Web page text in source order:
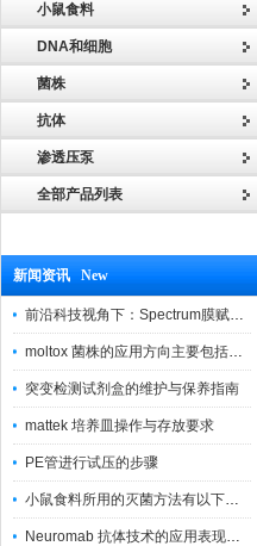
小鼠食料
DNA和细胞
菌株
抗体
渗透压泵
全部产品列表
新闻资讯 New
前沿科技视角下：Spectrum膜赋能精密制造
moltox 菌株的应用方向主要包括以下几个方面
突变检测试剂盒的维护与保养指南
mattek 培养皿操作与存放要求
PE管进行试压的步骤
小鼠食料所用的灭菌方法有以下三种
Neuromab 抗体技术的应用表现在这几方面